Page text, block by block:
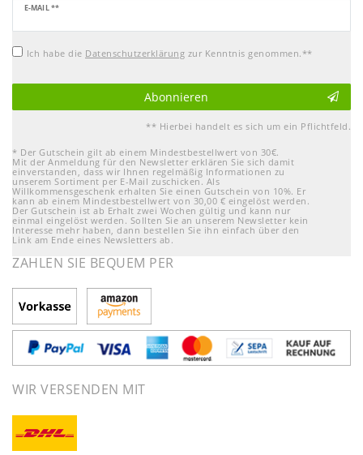
E-MAIL **
Newsletter
Honig
Ich habe die Daten­schutz­erklärung zur Kenntnis genommen.**
Abonnieren
** Hierbei handelt es sich um ein Pflichtfeld.
* Der Gutschein gilt ab einem Mindestbestellwert von 30€.
Mit der Anmeldung für den Newsletter erklären Sie sich damit
einverstanden, dass wir Ihnen regelmäßig Informationen zu
unserem Sortiment per E-Mail zuschicken. Als
Willkommensgeschenk erhalten Sie einen Gutschein von 10%. Er
kann ab einem Mindestbestellwert von 30,00 € eingelöst werden.
Der Gutschein ist ab Erhalt zwei Wochen gültig und kann nur
einmal eingelöst werden. Sollten Sie an unserem Newsletter kein
Interesse mehr haben, dann bestellen Sie ihn einfach über den
Link am Ende eines Newsletters ab.
ZAHLEN SIE BEQUEM PER
WIR VERSENDEN MIT